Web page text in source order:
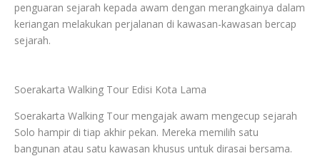
penguaran sejarah kepada awam dengan merangkainya dalam
keriangan melakukan perjalanan di kawasan-kawasan bercap
sejarah.
Soerakarta Walking Tour Edisi Kota Lama
Soerakarta Walking Tour mengajak awam mengecup sejarah
Solo hampir di tiap akhir pekan. Mereka memilih satu
bangunan atau satu kawasan khusus untuk dirasai bersama.